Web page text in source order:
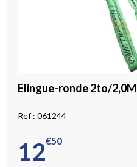
Élingue-ronde 2to/2,0M
061244
12 50
€